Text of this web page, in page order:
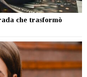
che trasformò